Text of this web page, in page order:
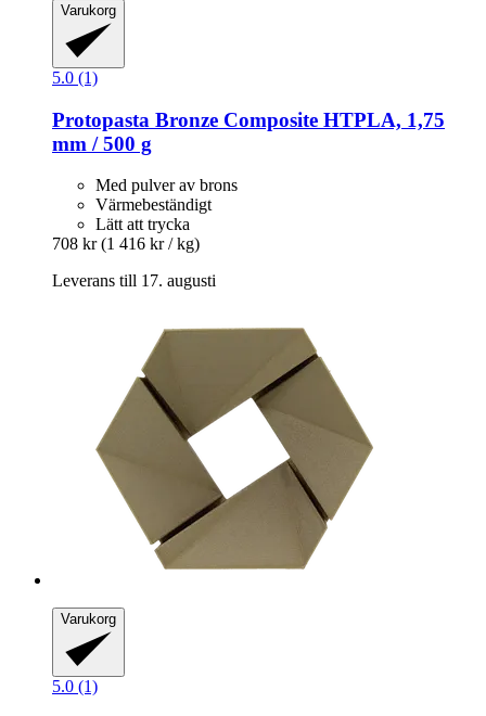
Varukorg
5.0 (1)
Protopasta Bronze Composite HTPLA, 1,75
mm / 500 g
Med pulver av brons
Värmebeständigt
Lätt att trycka
708 kr (1 416 kr / kg)
Leverans till 17. augusti
Varukorg
5.0 (1)